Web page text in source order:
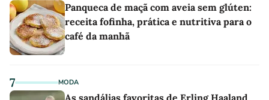
Panqueca de maçã com aveia sem glúten:
receita fofinha, prática e nutritiva para o
café da manhã
7 MODA
As sandálias favoritas de Erling Haaland